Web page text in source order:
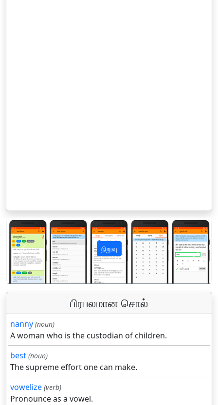
நிறுவு
पिछला अगला
பிரபலமான சொல்
nanny (noun)
A woman who is the custodian of children.
best (noun)
The supreme effort one can make.
vowelize (verb)
Pronounce as a vowel.